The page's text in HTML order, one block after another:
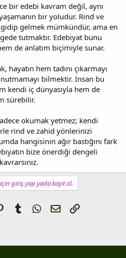
bir edebi kavram değil, aynı
bir yoludur. Rind ve
gelmek mümkündür, ama en
tutmaktır. Edebiyat bunu
de anlatım biçimiyle sunar.
hayatın hem tadını çıkarmayı
bilmektir. İnsan bu
kendi iç dünyasıyla hem de
sürebilir.
okumak yetmez; kendi
rind ve zahid yönlerinizi
hangisinin ağır bastığını fark
bize önerdiği dengeli
giriş yap yada kayıt ol.
PinterestTumblrWhatsApp
E-postaLink